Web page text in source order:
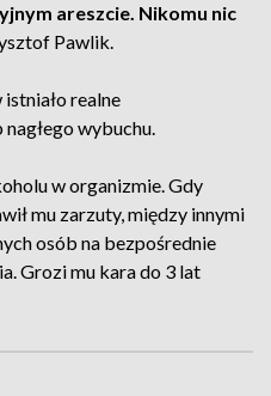
areszcie. Nikomu nic
Pawlik.
realne
wybuchu.
w organizmie. Gdy
mu zarzuty, między innymi
osób na bezpośrednie
Grozi mu kara do 3 lat